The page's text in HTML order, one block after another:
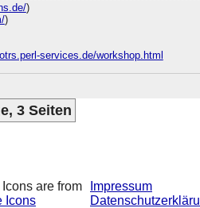
)
)
services.de/workshop.html
3 Seiten
are from
Icons
Impressum